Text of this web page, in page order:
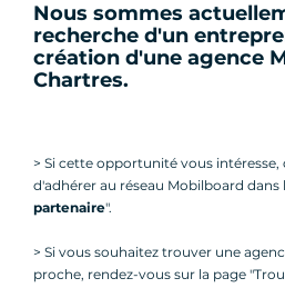
Nous sommes
recherche d'un
création d'une agence
Chartres.
> Si cette opportunité vous intéresse,
d'adhérer au réseau Mobilboard dans
partenaire".
> Si vous souhaitez trouver une
proche, rendez-vous sur la page